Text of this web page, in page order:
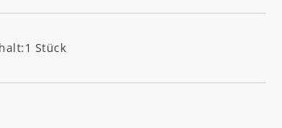
1 Stück